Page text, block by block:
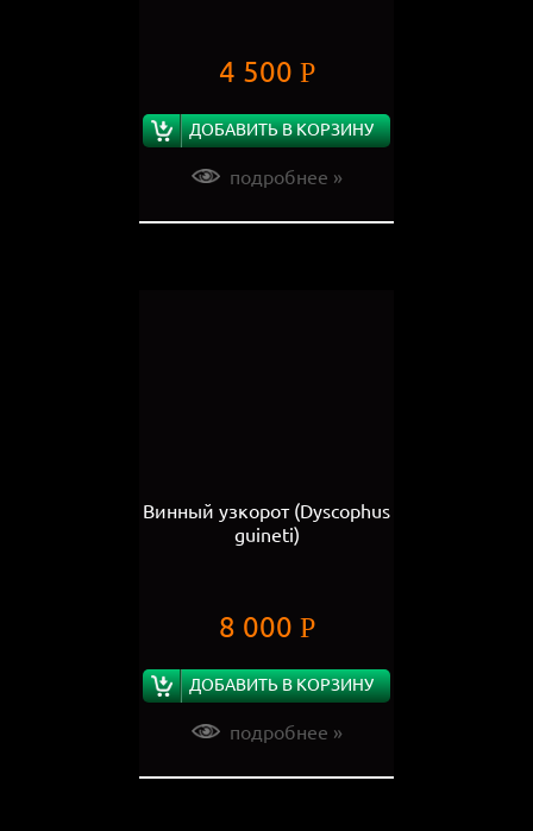
4 500 Р
ДОБАВИТЬ В КОРЗИНУ
подробнее »
Винный узкорот (Dyscophus
guineti)
8 000 Р
ДОБАВИТЬ В КОРЗИНУ
подробнее »